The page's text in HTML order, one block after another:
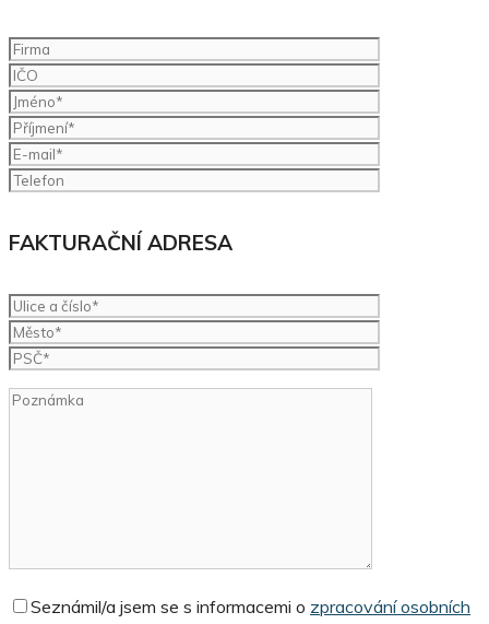
FAKTURAČNÍ ADRESA
Seznámil/a jsem se s informacemi o zpracování osobních